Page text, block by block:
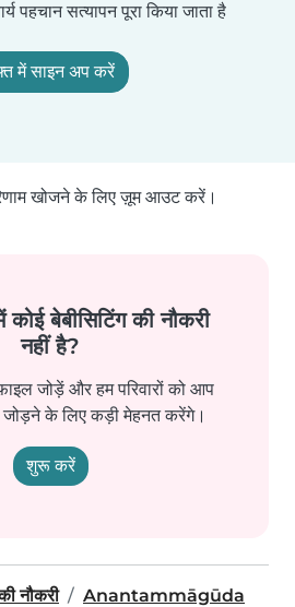
पहचान सत्यापन पूरा किया जाता है
में साइन अप करें
खोजने के लिए ज़ूम आउट करें।
बेबीसिटिंग की नौकरी
नहीं है?
जोड़ें और हम परिवारों को आप
जोड़ने के लिए कड़ी मेहनत करेंगे।
शुरू करें
नौकरी Anantammāgūda